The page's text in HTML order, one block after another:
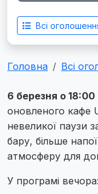
Всі
Головна Всі
6 березня о 18:00
оновленого кафе
невеликої паузи
бару, більше
атмосферу для
У програмі вечора: